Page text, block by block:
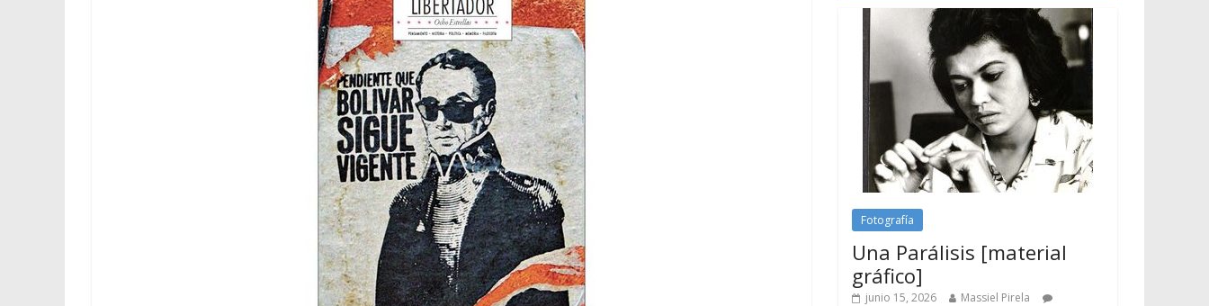
Fotografía
Una Parálisis [material
gráfico]
junio 15, 2026
Massiel Pirela